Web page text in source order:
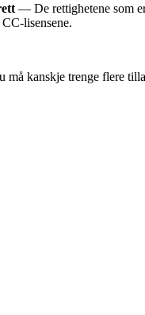
— De rettighetene som
lisensene.
kanskje trenge flere